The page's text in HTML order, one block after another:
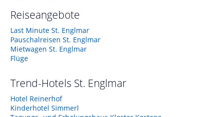
Reiseangebote
Last Minute St. Englmar
Pauschalreisen St. Englmar
Mietwagen St. Englmar
Flüge
Trend-Hotels St. Englmar
Hotel Reinerhof
Kinderhotel Simmerl